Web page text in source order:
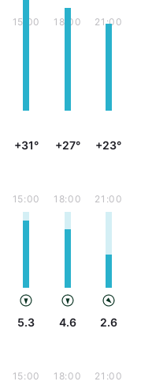
15:00
+31°
18:00
+27°
21:00
+23°
15:00
5.3
18:00
4.6
21:00
2.6
15:00 18:00 21:00